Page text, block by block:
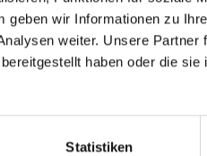
wir Informationen zu
weiter. Unsere Partner
haben oder die sie
Statistiken